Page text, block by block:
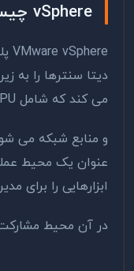
vSphere چیست؟
دیتا سنترها را به
می کند که شامل CPU، ذخیره سازی
عنوان یک محیط
ابزارهایی را برای
در آن محیط مشارکت